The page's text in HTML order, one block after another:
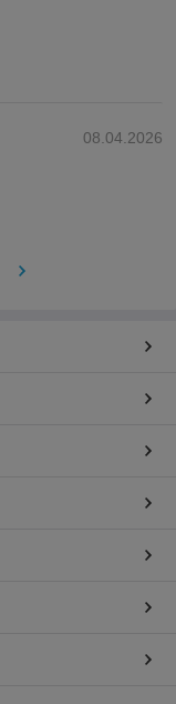
08.04.2026